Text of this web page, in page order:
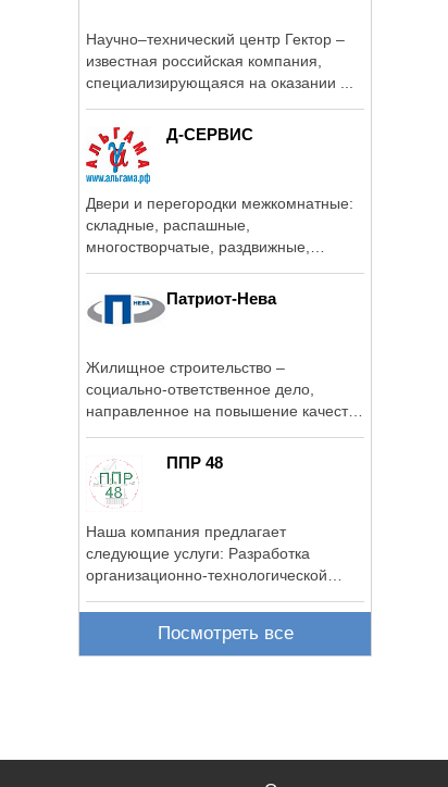
Научно–технический центр Гектор –
известная российская компания,
специализирующаяся на оказании ...
Д-СЕРВИС
Двери и перегородки межкомнатные:
складные, распашные,
многостворчатые, раздвижные,
Патриот-Нева
Жилищное строительство –
социально-ответственное дело,
направленное на повышение качества
ППР 48
Наша компания предлагает
следующие услуги: Разработка
организационно-технологической
Посмотреть все